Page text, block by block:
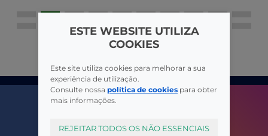
ESTE WEBSITE UTILIZA
COOKIES
Este site utiliza cookies para melhorar a sua
experiência de utilização.
Consulte nossa política de cookies para obter
mais informações.
REJEITAR TODOS OS NÃO ESSENCIAIS